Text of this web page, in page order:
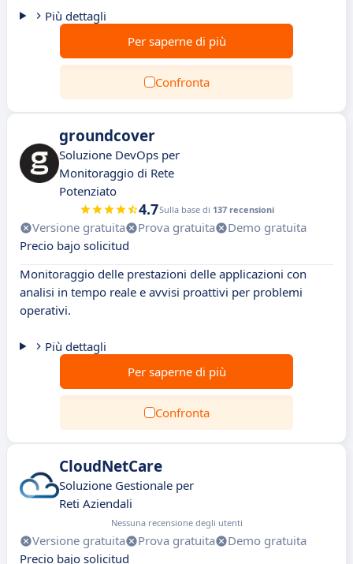
Più dettagli
Per saperne di più
Confronta
groundcover
Soluzione DevOps per
Monitoraggio di Rete
Potenziato
4.7Sulla base di 137 recensioni
Versione gratuita Prova gratuita
Demo gratuita
Precio bajo solicitud
Monitoraggio delle prestazioni delle applicazioni con
analisi in tempo reale e avvisi proattivi per problemi
operativi.
Più dettagli
Per saperne di più
Confronta
CloudNetCare
Soluzione Gestionale per
Reti Aziendali
Nessuna recensione degli utenti
Versione gratuita Prova gratuita
Demo gratuita
Precio bajo solicitud